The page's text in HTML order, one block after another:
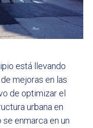
está llevando
mejoras en las
de optimizar el
urbana en
enmarca en un